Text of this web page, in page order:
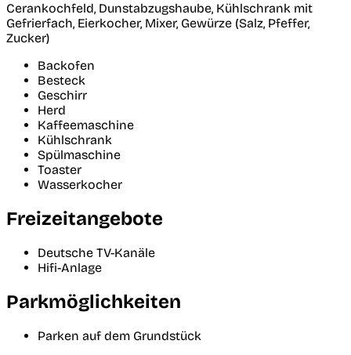
Cerankochfeld, Dunstabzugshaube, Kühlschrank mit
Gefrierfach, Eierkocher, Mixer, Gewürze (Salz, Pfeffer,
Zucker)
Backofen
Besteck
Geschirr
Herd
Kaffeemaschine
Kühlschrank
Spülmaschine
Toaster
Wasserkocher
Freizeitangebote
Deutsche TV-Kanäle
Hifi-Anlage
Parkmöglichkeiten
Parken auf dem Grundstück